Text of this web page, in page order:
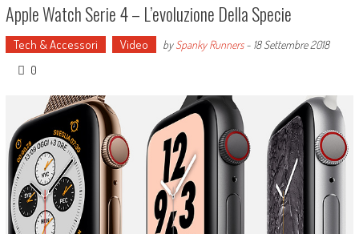
Apple Watch Serie 4 – L’evoluzione Della Specie
Tech & Accessori Video bySpanky Runners- 18 Settembre 2018
0